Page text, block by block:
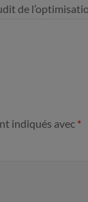
de
indiqués avec *